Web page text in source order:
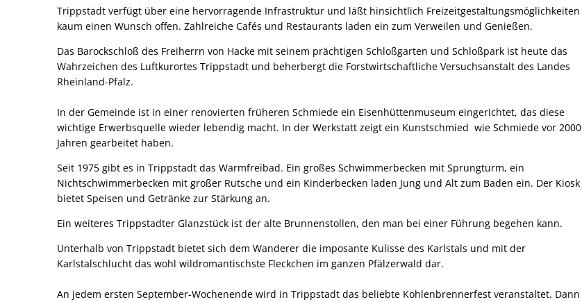
Trippstadt verfügt über eine hervorragende Infrastruktur und läßt hinsichtlich Freizeitgestaltungsmöglichkeiten
kaum einen Wunsch offen. Zahlreiche Cafés und Restaurants laden ein zum Verweilen und Genießen.
Das Barockschloß des Freiherrn von Hacke mit seinem prächtigen Schloßgarten und Schloßpark ist heute das
Wahrzeichen des Luftkurortes Trippstadt und beherbergt die Forstwirtschaftliche Versuchsanstalt des Landes
Rheinland-Pfalz.
In der Gemeinde ist in einer renovierten früheren Schmiede ein Eisenhüttenmuseum eingerichtet, das diese
wichtige Erwerbsquelle wieder lebendig macht. In der Werkstatt zeigt ein Kunstschmied wie Schmiede vor 2000
Jahren gearbeitet haben.
Seit 1975 gibt es in Trippstadt das Warmfreibad. Ein großes Schwimmerbecken mit Sprungturm, ein
Nichtschwimmerbecken mit großer Rutsche und ein Kinderbecken laden Jung und Alt zum Baden ein. Der Kiosk
bietet Speisen und Getränke zur Stärkung an.
Ein weiteres Trippstadter Glanzstück ist der alte Brunnenstollen, den man bei einer Führung begehen kann.
Unterhalb von Trippstadt bietet sich dem Wanderer die imposante Kulisse des Karlstals und mit der
Karlstalschlucht das wohl wildromantischste Fleckchen im ganzen Pfälzerwald dar.
An jedem ersten September-Wochenende wird in Trippstadt das beliebte Kohlenbrennerfest veranstaltet. Dann